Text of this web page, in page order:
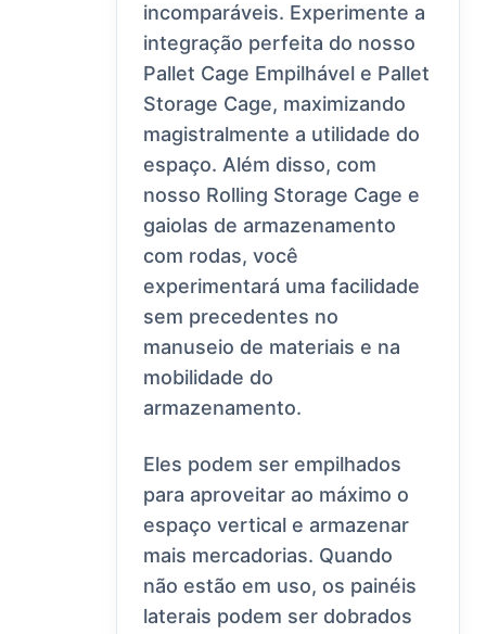
incomparáveis. Experimente a
integração perfeita do nosso
Pallet Cage Empilhável e Pallet
Storage Cage, maximizando
magistralmente a utilidade do
espaço. Além disso, com
nosso Rolling Storage Cage e
gaiolas de armazenamento
com rodas, você
experimentará uma facilidade
sem precedentes no
manuseio de materiais e na
mobilidade do
armazenamento.
Eles podem ser empilhados
para aproveitar ao máximo o
espaço vertical e armazenar
mais mercadorias. Quando
não estão em uso, os painéis
laterais podem ser dobrados